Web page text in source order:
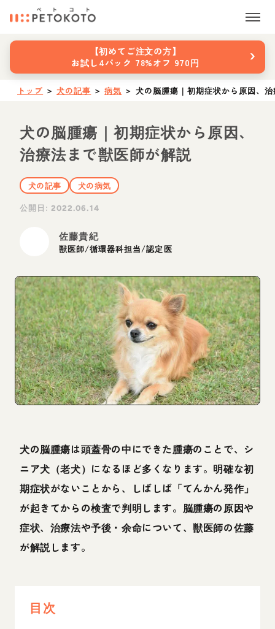
【初めてご注文の方】
お試し4パック 78%オフ 970円
›
トップ ＞ 犬の記事 ＞ 病気 ＞ 犬の脳腫瘍｜初期症状から原因、
犬の脳腫瘍｜初期症状から原因、
治療法まで獣医師が解説
犬の記事
犬の病気
公開日:2022.06.14
佐藤貴紀
獣医師/循環器科担当/認定医
犬の脳腫瘍は頭蓋骨の中にできた腫瘍のことで、シ
ニア犬（老犬）になるほど多くなります。明確な初
期症状がないことから、しばしば「てんかん発作」
が起きてからの検査で判明します。脳腫瘍の原因や
症状、治療法や予後・余命について、獣医師の佐藤
が解説します。
目次